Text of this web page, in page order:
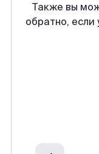
Также вы
обратно,